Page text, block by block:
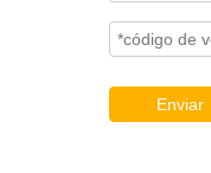
Enviar